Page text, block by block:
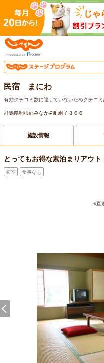
民宿 まにわ
有効クチコミ数に達していないためクチコミ
群馬県利根郡みなかみ町綱子３６６
施設情報
とってもお得な素泊まりアウト
和室 食事なし
※直